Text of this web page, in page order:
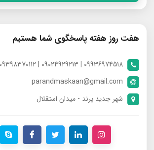
هفت روز هفته پاسخگوی شما هستیم
09936974518 | 09024929213 | 09398370112
parandmaskaan@gmail.com
شهر جدید پرند - میدان استقلال